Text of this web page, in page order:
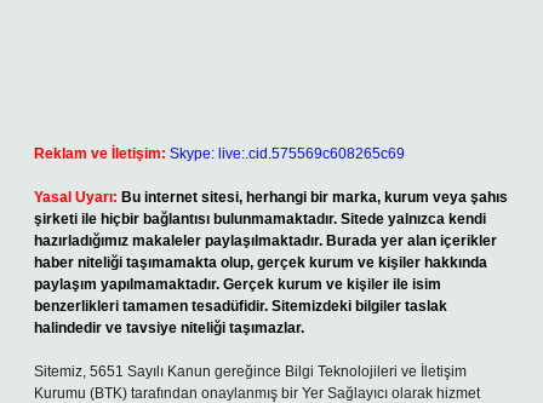
Reklam ve İletişim: Skype: live:.cid.575569c608265c69
Yasal Uyarı: Bu internet sitesi, herhangi bir marka, kurum veya şahıs
şirketi ile hiçbir bağlantısı bulunmamaktadır. Sitede yalnızca kendi
hazırladığımız makaleler paylaşılmaktadır. Burada yer alan içerikler
haber niteliği taşımamakta olup, gerçek kurum ve kişiler hakkında
paylaşım yapılmamaktadır. Gerçek kurum ve kişiler ile isim
benzerlikleri tamamen tesadüfidir. Sitemizdeki bilgiler taslak
halindedir ve tavsiye niteliği taşımazlar.
Sitemiz, 5651 Sayılı Kanun gereğince Bilgi Teknolojileri ve İletişim
Kurumu (BTK) tarafından onaylanmış bir Yer Sağlayıcı olarak hizmet